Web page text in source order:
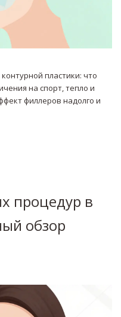
пластики: что
на спорт, тепло и
филлеров надолго и
процедур в
обзор